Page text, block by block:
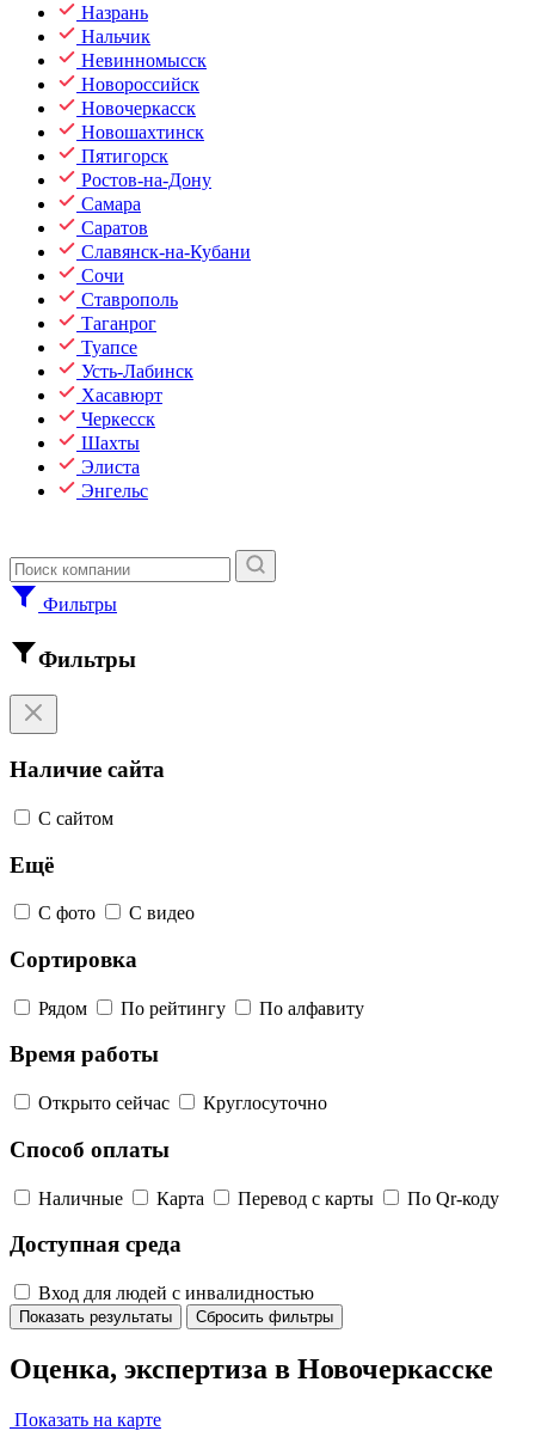
Назрань
Нальчик
Невинномысск
Новороссийск
Новочеркасск
Новошахтинск
Пятигорск
Ростов-на-Дону
Самара
Саратов
Славянск-на-Кубани
Сочи
Ставрополь
Таганрог
Туапсе
Усть-Лабинск
Хасавюрт
Черкесск
Шахты
Элиста
Энгельс
Фильтры
Фильтры
Наличие сайта
С сайтом
Ещё
С фото С видео
Сортировка
Рядом По рейтингу По алфавиту
Время работы
Открыто сейчас Круглосуточно
Способ оплаты
Наличные Карта Перевод с карты По Qr-коду
Доступная среда
Вход для людей с инвалидностью
Показать результаты Сбросить фильтры
Оценка, экспертиза в Новочеркасске
Показать на карте